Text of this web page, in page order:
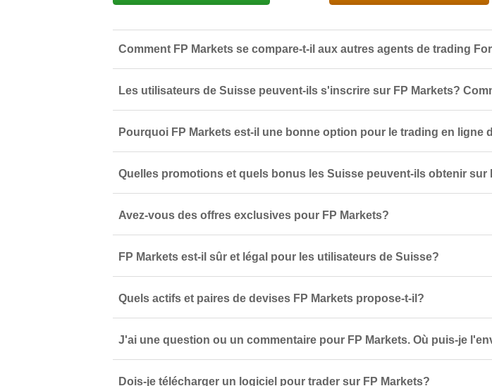
Comment FP Markets se compare-t-il aux autres agents de trading
Les utilisateurs de Suisse peuvent-ils s'inscrire sur FP Markets?
Pourquoi FP Markets est-il une bonne option pour le trading en ligne
Quelles promotions et quels bonus les Suisse peuvent-ils obtenir sur
Avez-vous des offres exclusives pour FP Markets?
FP Markets est-il sûr et légal pour les utilisateurs de Suisse?
Quels actifs et paires de devises FP Markets propose-t-il?
J'ai une question ou un commentaire pour FP Markets. Où puis-je
Dois-je télécharger un logiciel pour trader sur FP Markets?